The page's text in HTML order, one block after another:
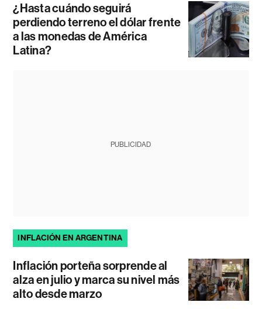
¿Hasta cuándo seguirá
perdiendo terreno el dólar frente
a las monedas de América
Latina?
PUBLICIDAD
INFLACIÓN EN ARGENTINA
Inflación porteña sorprende al
alza en julio y marca su nivel más
alto desde marzo